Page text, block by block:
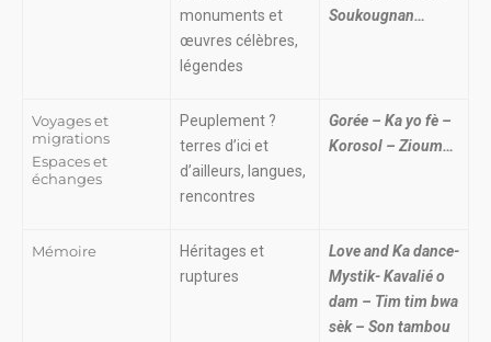
monuments et
œuvres célèbres,
légendes
Soukougnan…
Voyages et
migrations
Espaces et
échanges
Peuplement ?
terres d’ici et
d’ailleurs, langues,
rencontres
Gorée – Ka yo fè –
Korosol – Zioum…
Mémoire
Héritages et
ruptures
Love and Ka dance-
Mystik- Kavalié o
dam – Tim tim bwa
sèk – Son tambou